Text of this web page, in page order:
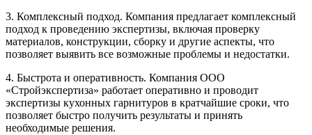
3. Комплексный подход. Компания предлагает комплексный
подход к проведению экспертизы, включая проверку
материалов, конструкции, сборку и другие аспекты, что
позволяет выявить все возможные проблемы и недостатки.
4. Быстрота и оперативность. Компания ООО
«Стройэкспертиза» работает оперативно и проводит
экспертизы кухонных гарнитуров в кратчайшие сроки, что
позволяет быстро получить результаты и принять
необходимые решения.